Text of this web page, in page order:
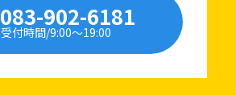
083-902-6181
受付時間/9:00〜19:00